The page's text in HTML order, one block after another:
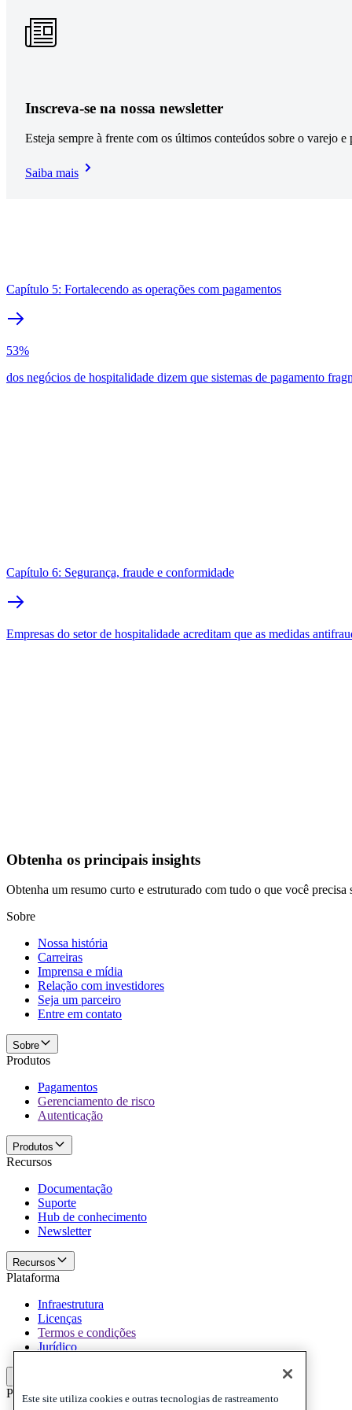
Inscreva-se na nossa newsletter
Esteja sempre à frente com os últimos conteúdos sobre o varejo e
Saiba mais
Capítulo 5: Fortalecendo as operações com pagamentos
53%
dos negócios de hospitalidade dizem que sistemas de pagamento
Capítulo 6: Segurança, fraude e conformidade
Empresas do setor de hospitalidade acreditam que as medidas
Obtenha os principais insights
Obtenha um resumo curto e estruturado com tudo o que você precisa
Sobre
Nossa história
Carreiras
Imprensa e mídia
Relação com investidores
Seja um parceiro
Entre em contato
Sobre
Produtos
Pagamentos
Gerenciamento de risco
Autenticação
Produtos
Recursos
Documentação
Suporte
Hub de conhecimento
Newsletter
Recursos
Plataforma
Infraestrutura
Licenças
Termos e condições
Jurídico
Politicas e termo de responsabilidade
Este site utiliza cookies e outras tecnologias de rastreamento